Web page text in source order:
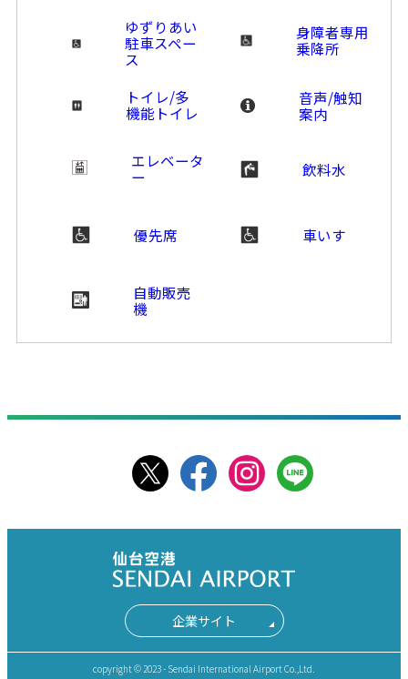
ゆずりあい
駐車スペー
ス
身障者専用
乗降所
トイレ/多
機能トイレ
音声/触知
案内
エレベータ
ー
飲料水
優先席 車いす
自動販売
機
企業サイト
copyright © 2023 - Sendai International Airport Co.,Ltd.